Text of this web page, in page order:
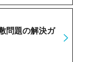
問題の解決ガ